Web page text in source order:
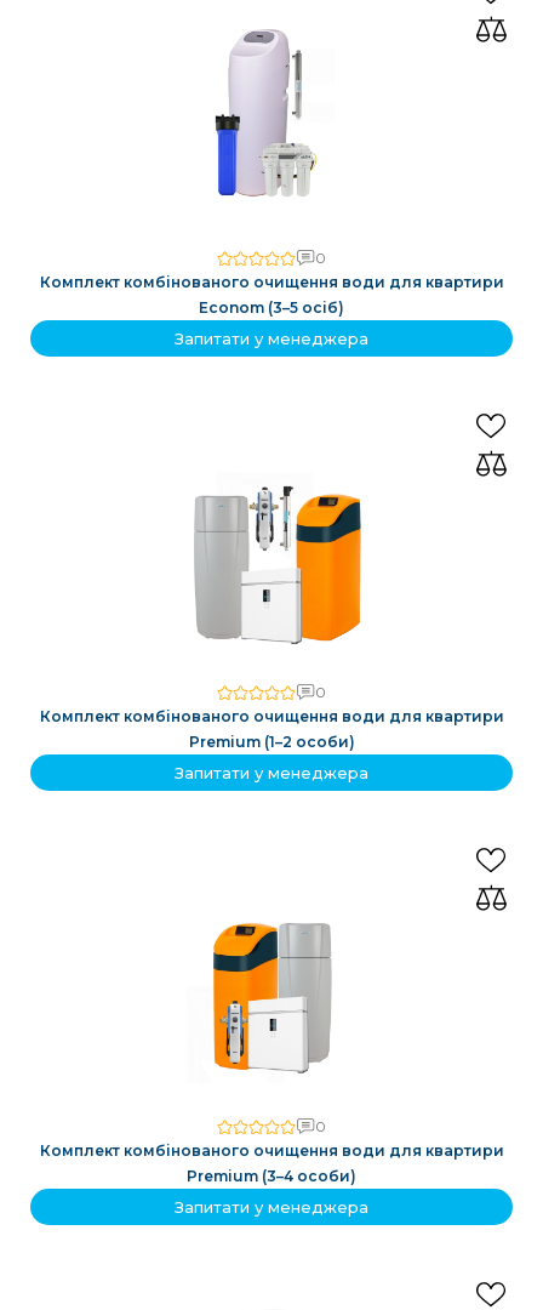
0
Комплект комбінованого очищення води для квартири
Econom (3–5 осіб)
Запитати у менеджера
0
Комплект комбінованого очищення води для квартири
Premium (1–2 особи)
Запитати у менеджера
0
Комплект комбінованого очищення води для квартири
Premium (3–4 особи)
Запитати у менеджера